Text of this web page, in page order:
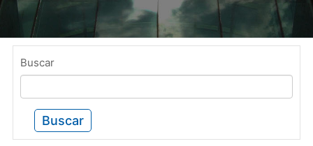
Buscar
Buscar